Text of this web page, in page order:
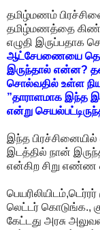
தமிழ்மணம்
தமிழ்மணத்தை
எழுதி இருப்பதாக
ஆட்சேபணையை
இருந்தால் என்ன?
சொல்வதில் உள்ள
”தாராளமாக இந்த
என்று
இந்த
இடத்தில் நான்
என்கிற சிறு எண்ண
லெட்டர் கொடுங்க.,
கேட்டது அரசு